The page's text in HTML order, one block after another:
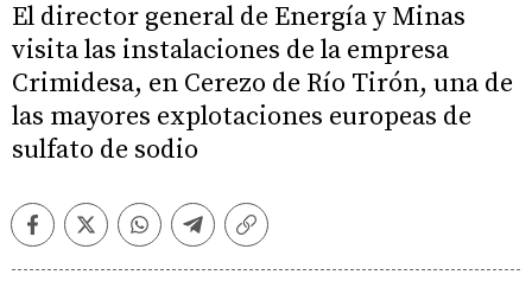
El director general de Energía y Minas
visita las instalaciones de la empresa
Crimidesa, en Cerezo de Río Tirón, una de
las mayores explotaciones europeas de
sulfato de sodio
FacebookTwitterWhatsappTelegramCopiar